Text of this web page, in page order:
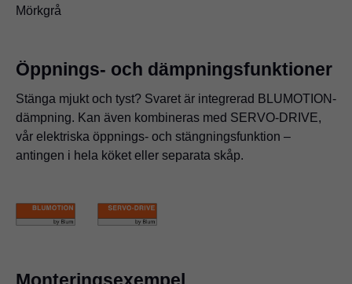
Mörkgrå
Öppnings- och dämpningsfunktioner
Stänga mjukt och tyst? Svaret är integrerad BLUMOTION-
dämpning. Kan även kombineras med SERVO-DRIVE,
vår elektriska öppnings- och stängningsfunktion –
antingen i hela köket eller separata skåp.
Monteringsexempel